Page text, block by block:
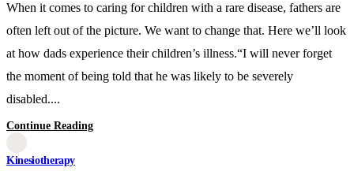
When it comes to caring for children with a rare disease, fathers are
often left out of the picture. We want to change that. Here we’ll look
at how dads experience their children’s illness.“I will never forget
the moment of being told that he was likely to be severely
disabled....
Continue Reading
Kinesiotherapy